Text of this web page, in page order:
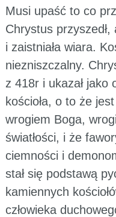
Musi upaść to co
Chrystus
i zaistniała wiara.
niezniszczalny.
z 418r i ukazał jako
kościoła, o to że
wrogiem Boga,
światłości, i że
ciemności i
stał się podstawą
kamiennych
człowieka